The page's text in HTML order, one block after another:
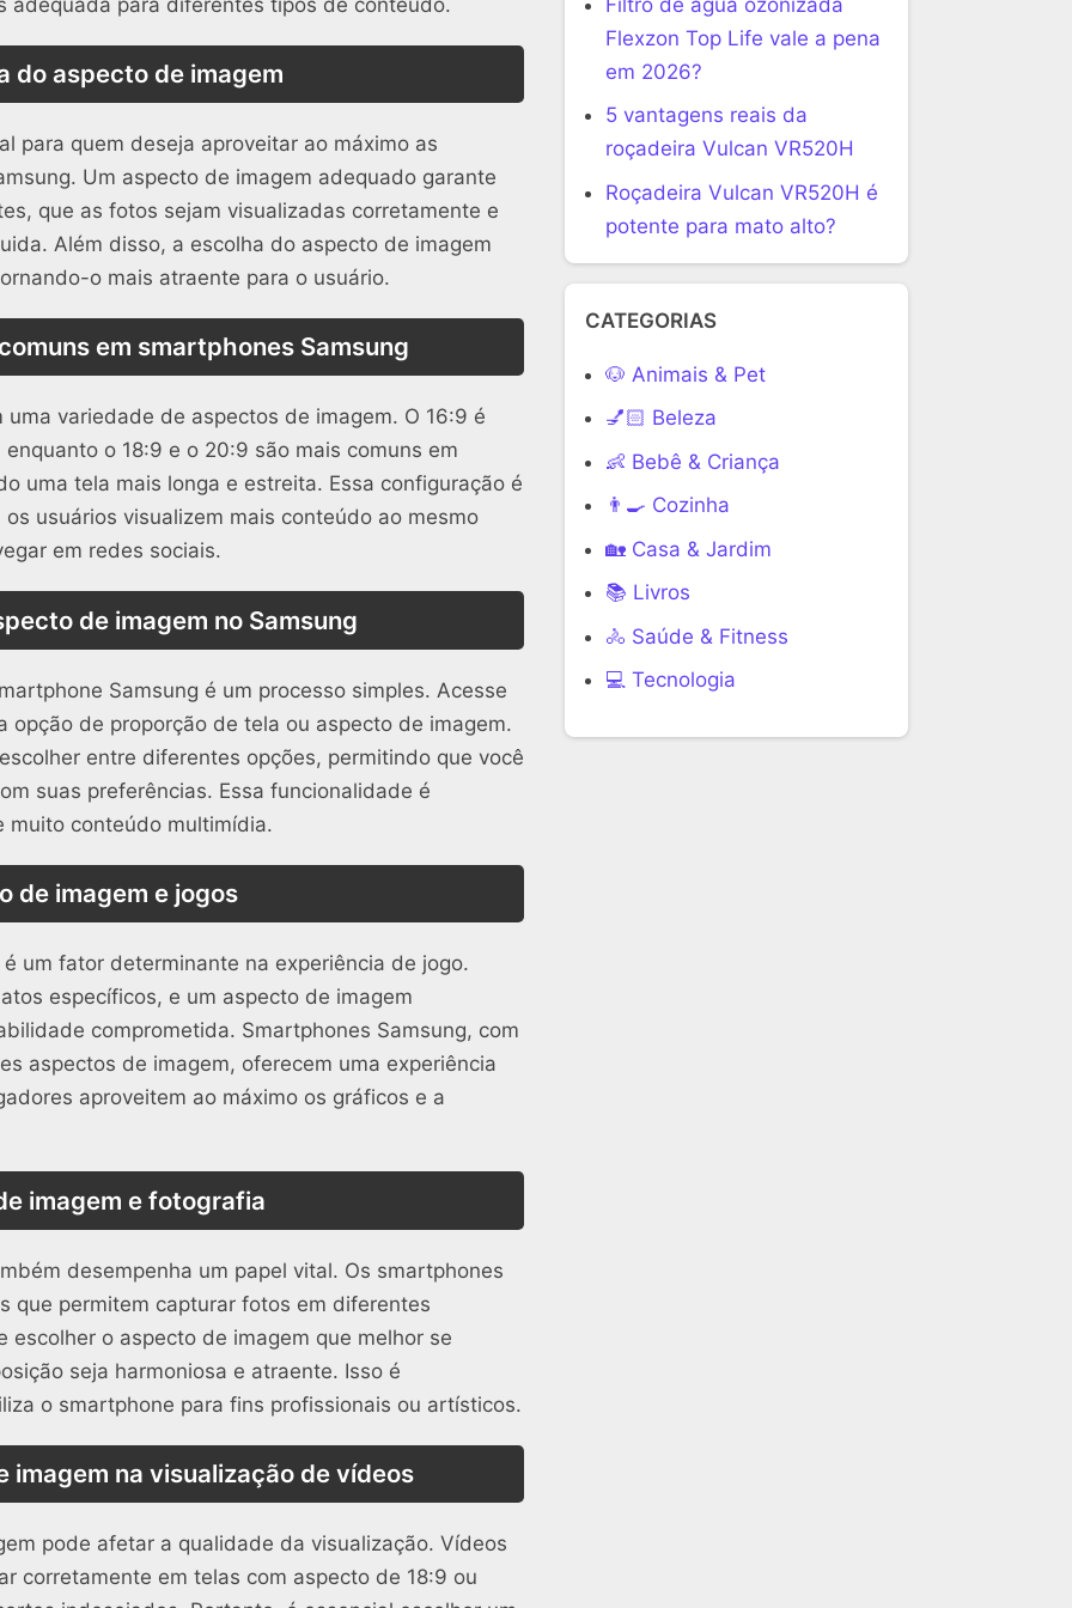
do aspecto de imagem
para quem deseja aproveitar ao máximo as
Um aspecto de imagem adequado garante
que as fotos sejam visualizadas corretamente e
Além disso, a escolha do aspecto de imagem
o mais atraente para o usuário.
em smartphones Samsung
variedade de aspectos de imagem. O 16:9 é
o 18:9 e o 20:9 são mais comuns em
uma tela mais longa e estreita. Essa configuração é
usuários visualizem mais conteúdo ao mesmo
em redes sociais.
de imagem no Samsung
Samsung é um processo simples. Acesse
opção de proporção de tela ou aspecto de imagem.
entre diferentes opções, permitindo que você
suas preferências. Essa funcionalidade é
muito conteúdo multimídia.
de imagem e jogos
um fator determinante na experiência de jogo.
específicos, e um aspecto de imagem
comprometida. Smartphones Samsung, com
aspectos de imagem, oferecem uma experiência
aproveitem ao máximo os gráficos e a
imagem e fotografia
desempenha um papel vital. Os smartphones
que permitem capturar fotos em diferentes
o aspecto de imagem que melhor se
seja harmoniosa e atraente. Isso é
o smartphone para fins profissionais ou artísticos.
imagem na visualização de vídeos
pode afetar a qualidade da visualização. Vídeos
corretamente em telas com aspecto de 18:9 ou
Flexzon Top Life vale a pena
em 2026?
5 vantagens reais da
roçadeira Vulcan VR520H
Roçadeira Vulcan VR520H é
potente para mato alto?
CATEGORIAS
🐶 Animais & Pet
💅🏻 Beleza
👶 Bebê & Criança
👨‍🍳 Cozinha
🏡 Casa & Jardim
📚 Livros
🚴 Saúde & Fitness
‍💻 Tecnologia